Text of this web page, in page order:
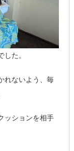
た。
れないよう、毎
ッションを相手